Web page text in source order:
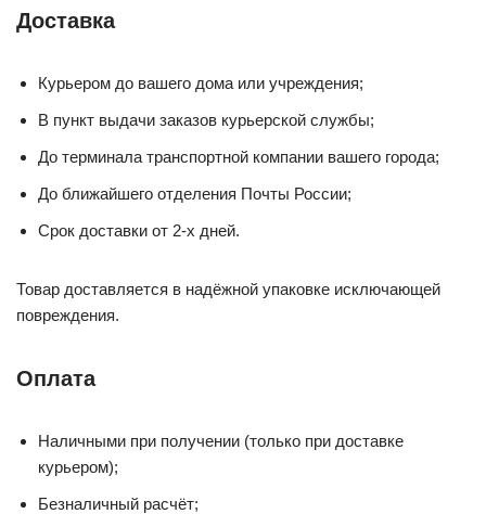
Доставка
Курьером до вашего дома или учреждения;
В пункт выдачи заказов курьерской службы;
До терминала транспортной компании вашего города;
До ближайшего отделения Почты России;
Срок доставки от 2-х дней.
Товар доставляется в надёжной упаковке исключающей
повреждения.
Оплата
Наличными при получении (только при доставке
курьером);
Безналичный расчёт;